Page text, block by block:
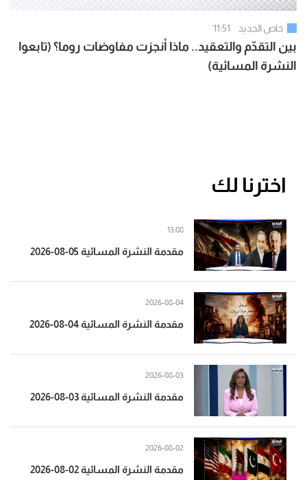
خاص الجديد 11:51
بين التقدّم والتعقيد.. ماذا أنجزت مفاوضات روما؟ (تابعوا
النشرة المسائية)
اخترنا لك
مقدمة النشرة المسائية 05-08-2026
13:08
مقدمة النشرة المسائية 04-08-2026
2026-08-04
مقدمة النشرة المسائية 03-08-2026
2026-08-03
مقدمة النشرة المسائية 02-08-2026
2026-08-02